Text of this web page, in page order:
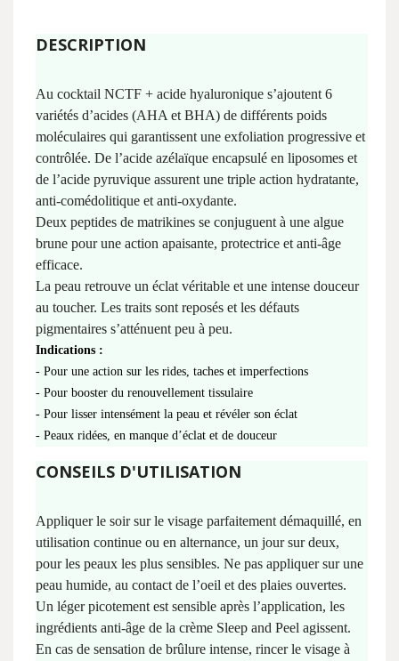
DESCRIPTION
Au cocktail NCTF + acide hyaluronique s’ajoutent 6
variétés d’acides (AHA et BHA) de différents poids
moléculaires qui garantissent une exfoliation progressive et
contrôlée. De l’acide azélaïque encapsulé en liposomes et
de l’acide pyruvique assurent une triple action hydratante,
anti-comédolitique et anti-oxydante.
Deux peptides de matrikines se conjuguent à une algue
brune pour une action apaisante, protectrice et anti-âge
efficace.
La peau retrouve un éclat véritable et une intense douceur
au toucher. Les traits sont reposés et les défauts
pigmentaires s’atténuent peu à peu.
Indications :
- Pour une action sur les rides, taches et imperfections
- Pour booster du renouvellement tissulaire
- Pour lisser intensément la peau et révéler son éclat
- Peaux ridées, en manque d’éclat et de douceur
CONSEILS D'UTILISATION
Appliquer le soir sur le visage parfaitement démaquillé, en
utilisation continue ou en alternance, un jour sur deux,
pour les peaux les plus sensibles. Ne pas appliquer sur une
peau humide, au contact de l’oeil et des plaies ouvertes.
Un léger picotement est sensible après l’application, les
ingrédients anti-âge de la crème Sleep and Peel agissent.
En cas de sensation de brûlure intense, rincer le visage à